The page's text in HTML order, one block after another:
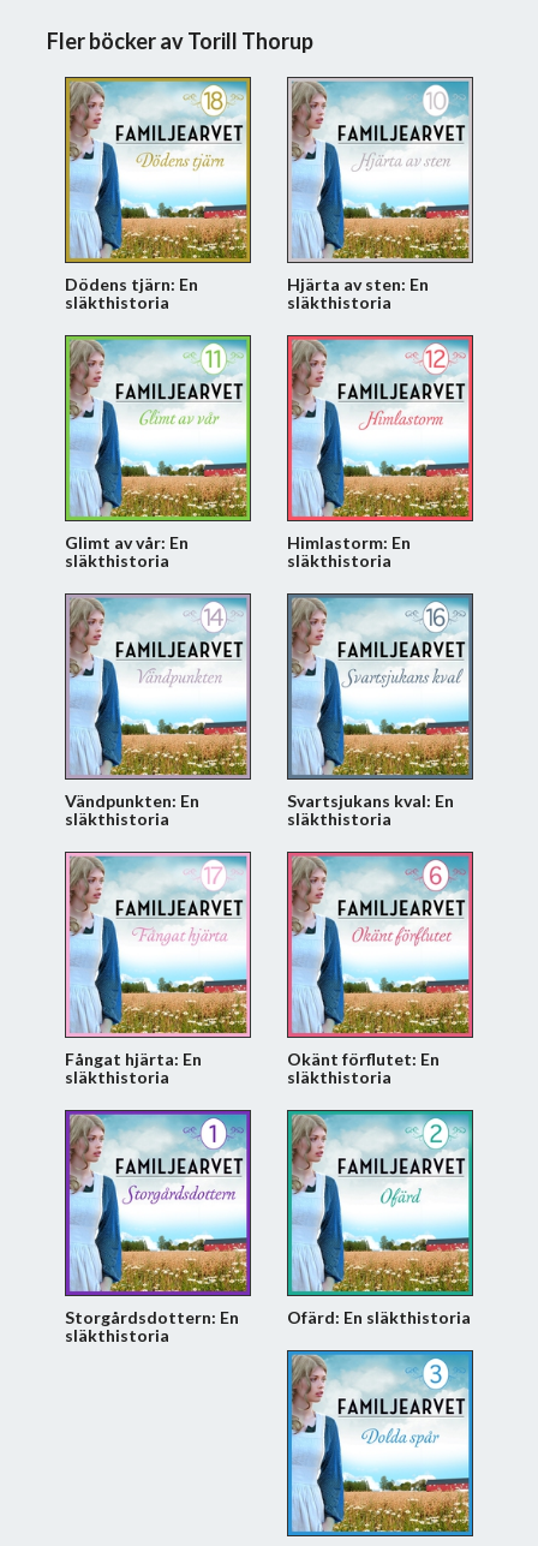
Fler böcker av Torill Thorup
Dödens tjärn: En
släkthistoria
Hjärta av sten: En
släkthistoria
Glimt av vår: En
släkthistoria
Himlastorm: En
släkthistoria
Vändpunkten: En
släkthistoria
Svartsjukans kval: En
släkthistoria
Fångat hjärta: En
släkthistoria
Okänt förflutet: En
släkthistoria
Storgårdsdottern: En
släkthistoria
Ofärd: En släkthistoria